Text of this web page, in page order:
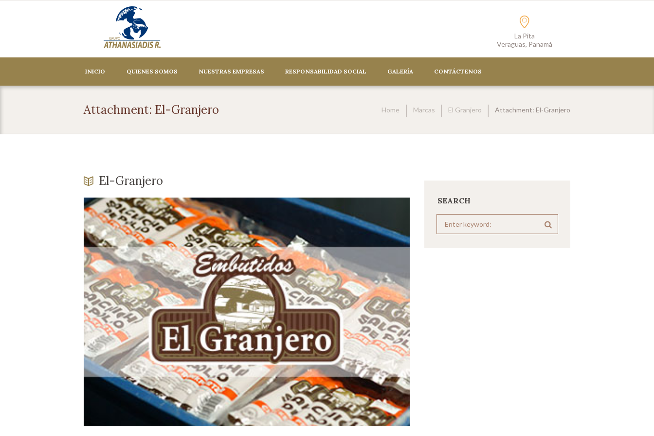
La Pita
Veraguas, Panamà
INICIO QUIENES SOMOS NUESTRAS EMPRESAS RESPONSABILIDAD SOCIAL GALERÍA CONTÁCTENOS
Attachment: El-Granjero Home Marcas El Granjero Attachment: El-Granjero
El-Granjero
SEARCH